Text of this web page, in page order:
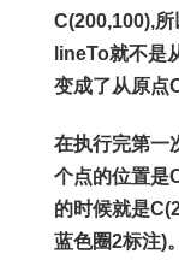
C(200,100),
lineTo就不是
变成了从原点
在执行完第一
个点的位置是
的时候就是
蓝色圈2标注)。